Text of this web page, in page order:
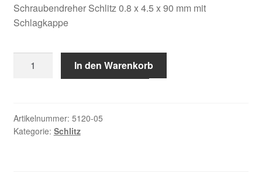
Über uns
Vertrag widerrufen
Widerruf
Schraubendreher Schlitz 0.8 x 4.5 x 90 mm mit
Schlagkappe
Schraubendreher
Schlitz
8,0
x
In den Warenkorb
Artikelnummer: 5120-05
Kategorie: Schlitz